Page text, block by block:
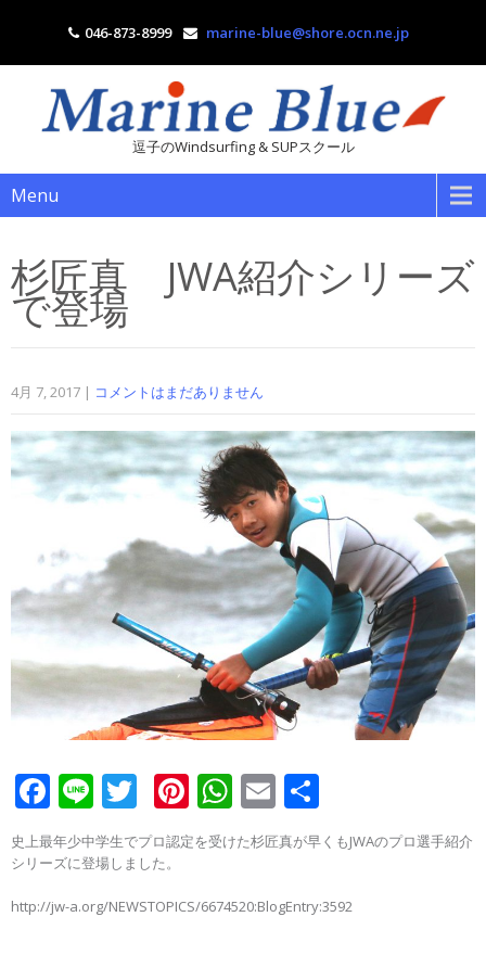
046-873-8999 marine-blue@shore.ocn.ne.jp
逗子のWindsurfing & SUPスクール
Menu
杉匠真 JWA紹介シリーズ
で登場
4月 7, 2017 | コメントはまだありません
F
ac
e
b
o
Li
n
e
T
w
itt
er
Pi
nt
er
e
W
h
at
s
E
m
ai
l
h
ar
e
史上最年少中学生でプロ認定を受けた杉匠真が早くもJWAのプロ選手紹介
シリーズに登場しました。
http://jw-a.org/NEWSTOPICS/6674520:BlogEntry:3592